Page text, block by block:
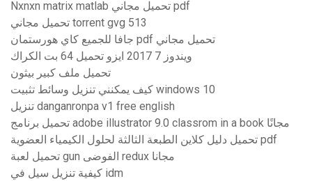
Nxnxn matrix matlab تحميل مجاني pdf
تحميل مجاني torrent gvg 513
جافا للجميع كاي هورستمان pdf تحميل مجاني
ويندوز 7 2017 ايزو تحميل 64 بت الكراك
تحميل ملف كبير بيثون
كيف يمكنني تنزيل وسائط تثبيت windows 10
تنزيل danganronpa v1 free english
تحميل برنامج adobe illustrator 9.0 classrom in a book مجانًا
تحميل دليل كلاين الطبعة الثالثة لحلول الكيمياء العضوية pdf
تحميل لعبة gun الفوضى redux مجانا
كيفية تنزيل سيل في idm